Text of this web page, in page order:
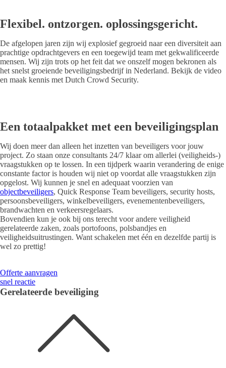
Flexibel. ontzorgen. oplossingsgericht.
De afgelopen jaren zijn wij explosief gegroeid naar een diversiteit aan
prachtige opdrachtgevers en een toegewijd team met gekwalificeerde
mensen. Wij zijn trots op het feit dat we onszelf mogen bekronen als
het snelst groeiende beveiligingsbedrijf in Nederland. Bekijk de video
en maak kennis met Dutch Crowd Security.
Een totaalpakket met een beveiligingsplan
Wij doen meer dan alleen het inzetten van beveiligers voor jouw
project. Zo staan onze consultants 24/7 klaar om allerlei (veiligheids-)
vraagstukken op te lossen. In een tijdperk waarin verandering de enige
constante factor is houden wij niet op voordat alle vraagstukken zijn
opgelost. Wij kunnen je snel en adequaat voorzien van
objectbeveiligers, Quick Response Team beveiligers, security hosts,
persoonsbeveiligers, winkelbeveiligers, evenementenbeveiligers,
brandwachten en verkeersregelaars.
Bovendien kun je ook bij ons terecht voor andere veiligheid
gerelateerde zaken, zoals portofoons, polsbandjes en
veiligheidsuitrustingen. Want schakelen met één en dezelfde partij is
wel zo prettig!
Offerte aanvragen
snel reactie
Gerelateerde beveiliging